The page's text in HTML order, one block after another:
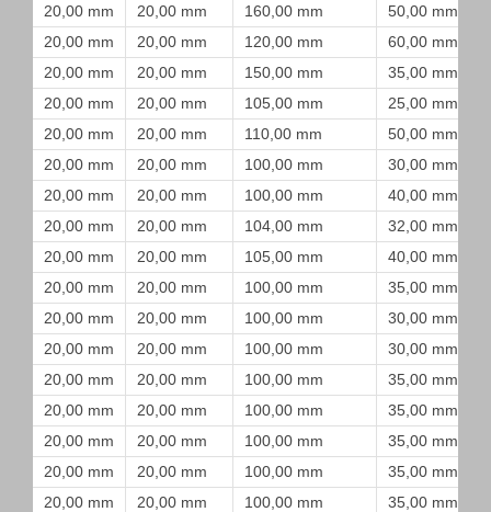
20,00 mm
20,00 mm 160,00 mm
50,00 mm
20,00 mm
20,00 mm 120,00 mm
60,00 mm
20,00 mm
20,00 mm 150,00 mm
35,00 mm
20,00 mm
20,00 mm 105,00 mm
25,00 mm
20,00 mm
20,00 mm 110,00 mm
50,00 mm
20,00 mm
20,00 mm 100,00 mm
30,00 mm
20,00 mm
20,00 mm 100,00 mm
40,00 mm
20,00 mm
20,00 mm 104,00 mm
32,00 mm
20,00 mm
20,00 mm 105,00 mm
40,00 mm
20,00 mm
20,00 mm 100,00 mm
35,00 mm
20,00 mm
20,00 mm 100,00 mm
30,00 mm
20,00 mm
20,00 mm 100,00 mm
30,00 mm
20,00 mm
20,00 mm 100,00 mm
35,00 mm
20,00 mm
20,00 mm 100,00 mm
35,00 mm
20,00 mm
20,00 mm 100,00 mm
35,00 mm
20,00 mm
20,00 mm 100,00 mm
35,00 mm
20,00 mm
20,00 mm 100,00 mm
35,00 mm